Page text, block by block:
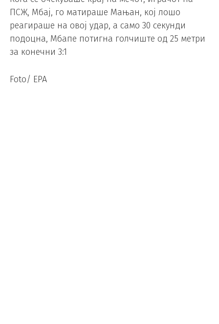
ПСЖ, Мбај, го матираше Мањан, кој лошо
реагираше на овој удар, а само 30 секунди
подоцна, Мбапе потигна голчиште од 25 метри
за конечни 3:1
Foto/ EPA